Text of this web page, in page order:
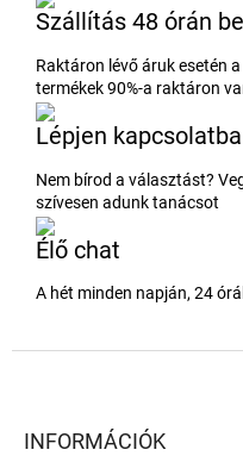
Szállítás 48 órán
Raktáron lévő áruk esetén
termékek 90%-a raktáron
Lépjen
Nem bírod a választást?
szívesen adunk tanácsot
Élő chat
A hét minden napján, 24
INFORMÁCIÓK